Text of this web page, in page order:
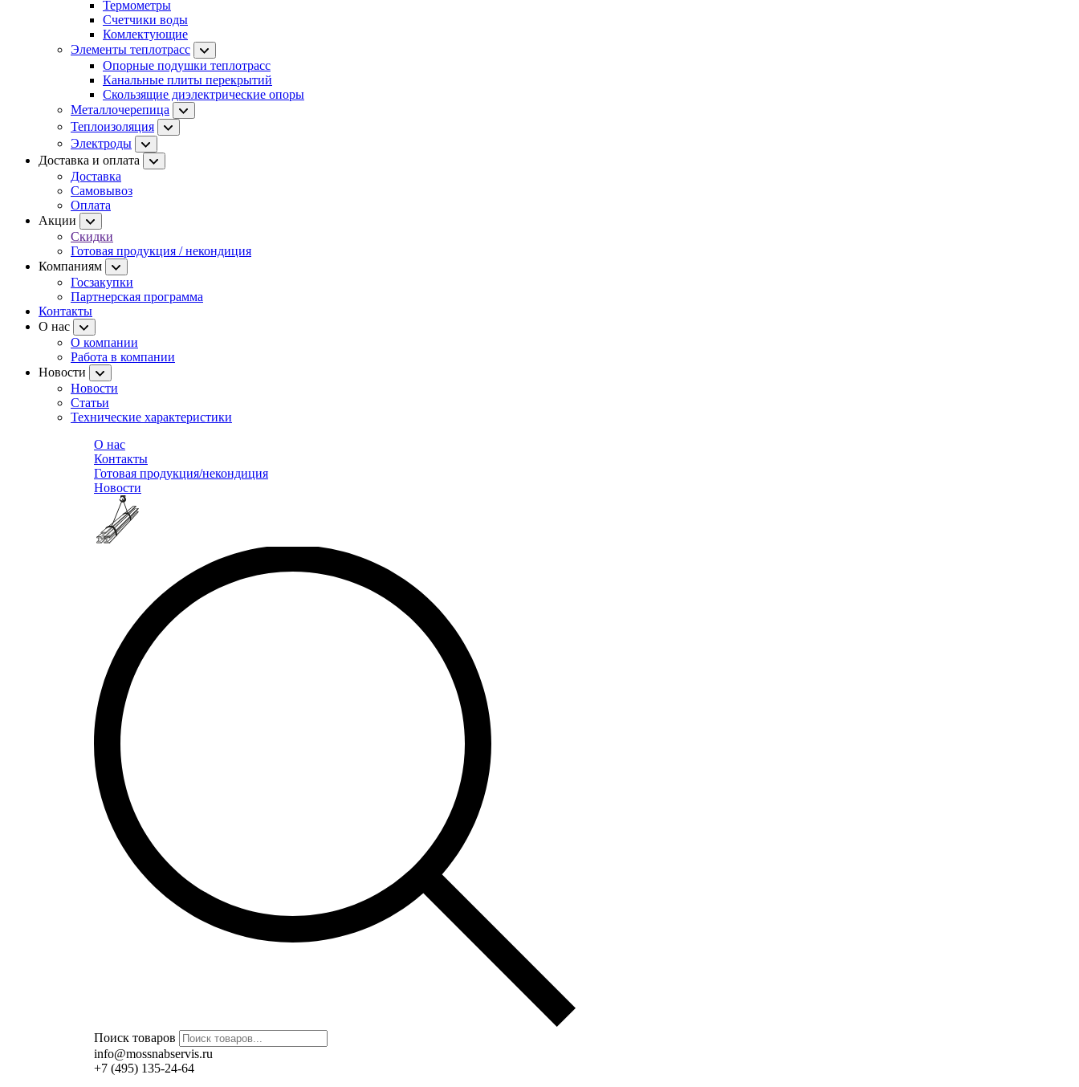
Термометры
Счетчики воды
Комлектующие
Элементы теплотрасс
Опорные подушки теплотрасс
Канальные плиты перекрытий
Скользящие диэлектрические опоры
Металлочерепица
Теплоизоляция
Электроды
Доставка и оплата
Доставка
Самовывоз
Оплата
Акции
Скидки
Готовая продукция / некондиция
Компаниям
Госзакупки
Партнерская программа
Контакты
О нас
О компании
Работа в компании
Новости
Новости
Статьи
Технические характеристики
О нас
Контакты
Готовая продукция/некондиция
Новости
Поиск товаров
info@mossnabservis.ru
+7 (495) 135-24-64